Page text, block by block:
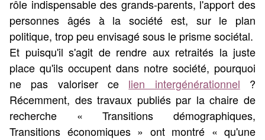
rôle indispensable des grands-parents, l'apport des
personnes âgés à la société est, sur le plan
politique, trop peu envisagé sous le prisme sociétal.
Et puisqu'il s'agit de rendre aux retraités la juste
place qu'ils occupent dans notre société, pourquoi
ne pas valoriser ce
lien intergénérationnel
?
Récemment, des travaux publiés par la chaire de
recherche « Transitions démographiques,
Transitions économiques » ont montré « qu'une